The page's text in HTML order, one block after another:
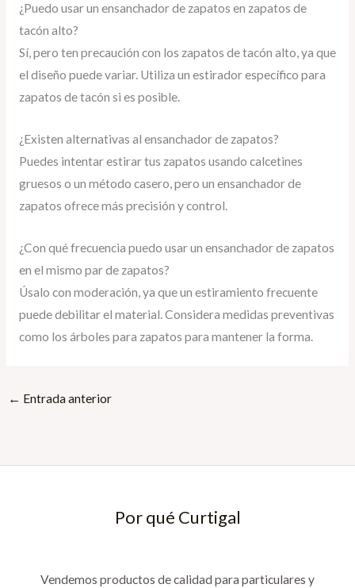
¿Puedo usar un ensanchador de zapatos en zapatos de
tacón alto?
Sí, pero ten precaución con los zapatos de tacón alto, ya que
el diseño puede variar. Utiliza un estirador específico para
zapatos de tacón si es posible.
¿Existen alternativas al ensanchador de zapatos?
Puedes intentar estirar tus zapatos usando calcetines
gruesos o un método casero, pero un ensanchador de
zapatos ofrece más precisión y control.
¿Con qué frecuencia puedo usar un ensanchador de zapatos
en el mismo par de zapatos?
Úsalo con moderación, ya que un estiramiento frecuente
puede debilitar el material. Considera medidas preventivas
como los árboles para zapatos para mantener la forma.
← Entrada anterior
Por qué Curtigal
Vendemos productos de calidad para particulares y